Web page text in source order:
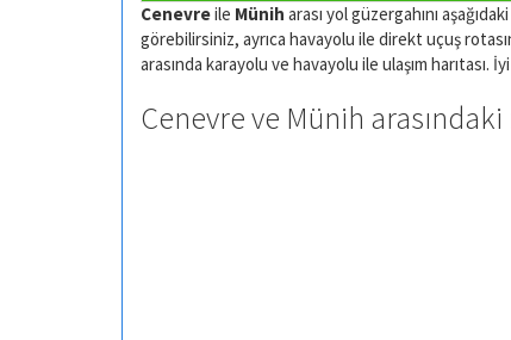
Cenevreile Münih arası yol güzergahını
görebilirsiniz, ayrıca havayolu ile direkt uçuş
arasında karayolu ve havayolu ile ulaşım harıtası.
Cenevre ve Münih